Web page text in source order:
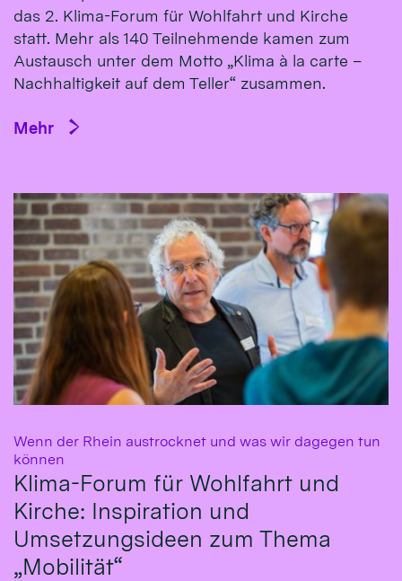
das 2. Klima-Forum für Wohlfahrt und Kirche
statt. Mehr als 140 Teilnehmende kamen zum
Austausch unter dem Motto „Klima à la carte –
Nachhaltigkeit auf dem Teller“ zusammen.
Mehr
Wenn der Rhein austrocknet und was wir dagegen tun
können
Klima-Forum für Wohlfahrt und
Kirche: Inspiration und
Umsetzungsideen zum Thema
„Mobilität“